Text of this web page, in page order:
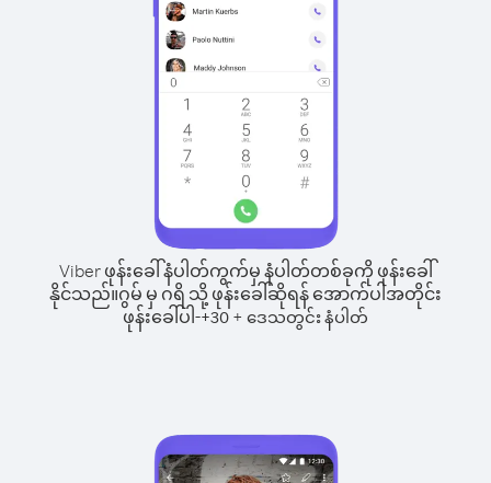
Viber ဖုန်းခေါ်နံပါတ်ကွက်မှ နံပါတ်တစ်ခုကို ဖုန်းခေါ်
နိုင်သည်။ဂွမ် မှ ဂရိ သို့ ဖုန်းခေါ်ဆိုရန် အောက်ပါအတိုင်း
ဖုန်းခေါ်ပါ-+30 + ဒေသတွင်း နံပါတ်